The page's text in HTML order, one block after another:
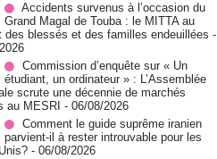
Accidents survenus à l’occasion du
Grand Magal de Touba : le MITTA au
des blessés et des familles endeuillées -
Commission d’enquête sur « Un
étudiant, un ordinateur » : L’Assemblée
scrute une décennie de marchés
au MESRI - 06/08/2026
Comment le guide suprême iranien
parvient-il à rester introuvable pour les
- 06/08/2026